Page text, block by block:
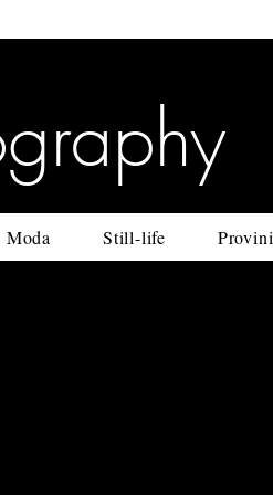
Moda Still-life Provini